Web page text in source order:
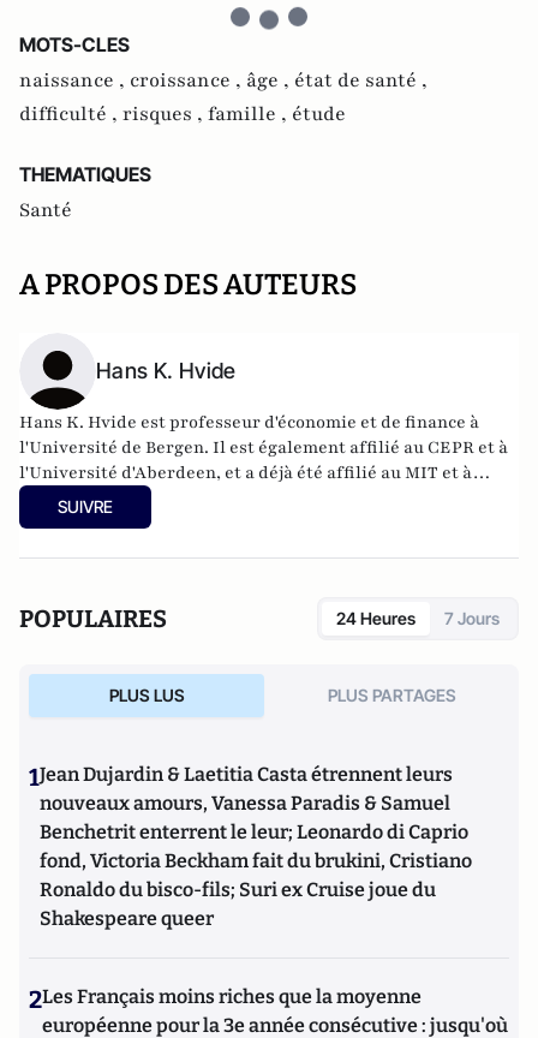
MOTS-CLES
naissance , croissance , âge , état de santé ,
difficulté , risques , famille , étude
THEMATIQUES
Santé
A PROPOS DES AUTEURS
Hans K. Hvide
Hans K. Hvide est professeur d'économie et de finance à
l'Université de Bergen. Il est également affilié au CEPR et à
l'Université d'Aberdeen, et a déjà été affilié au MIT et à
l'Université de Tel-Aviv. Il a été consultant pour un grand
nombre de bureaux gouvernementaux et d'entreprises
de gestion.
SUIVRE
POPULAIRES 24 Heures 7 Jours
PLUS LUS PLUS PARTAGES
1Jean Dujardin & Laetitia Casta étrennent leurs
nouveaux amours, Vanessa Paradis & Samuel
Benchetrit enterrent le leur; Leonardo di Caprio
fond, Victoria Beckham fait du brukini, Cristiano
Ronaldo du bisco-fils; Suri ex Cruise joue du
Shakespeare queer
2Les Français moins riches que la moyenne
européenne pour la 3e année consécutive : jusqu'où